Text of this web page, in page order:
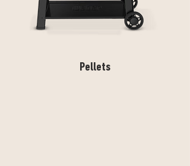
Pellets